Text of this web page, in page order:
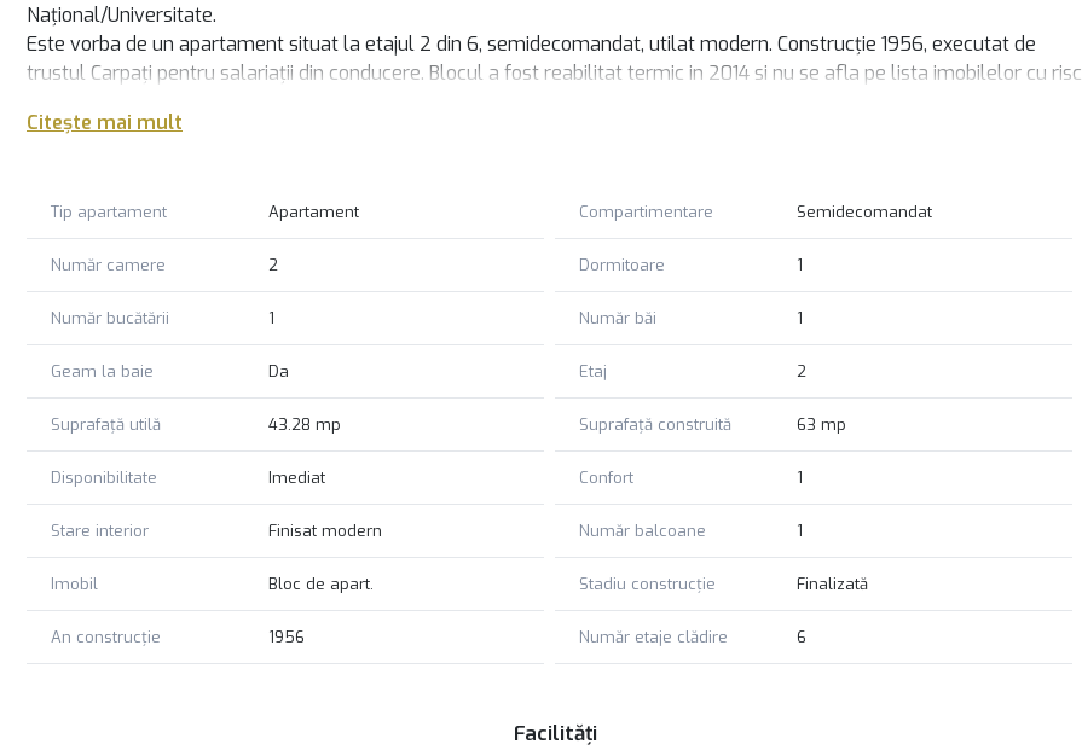
Național/Universitate.
Este vorba de un apartament situat la etajul 2 din 6, semidecomandat, utilat modern. Construcție 1956, executat de
trustul Carpați pentru salariații din conducere. Blocul a fost reabilitat termic in 2014 si nu se afla pe lista imobilelor cu risc
Apartamentul beneficiază de bucătărie închisă si de doua spații de depozitare cu acces din hol si din bucatarie.
pentru bideu, wc in incapere separata.
De asemenea apartamentul are din construcție 1 debara, dulapuri incastrate pentru depozitare.
Blocul are curte interioară privată mare.,vis-a-vis de parcarea subterana de la Intercontinental.
facilitățile orașului.
Pentru mai multe informații, va invitam cu drag la vizionare!
Citește mai mult
Tip apartament Apartament Compartimentare Semidecomandat
Număr camere 2 Dormitoare 1
Număr bucătării 1 Număr băi 1
Geam la baie Da Etaj 2
Suprafață utilă 43.28 mp Suprafață construită 63 mp
Disponibilitate Imediat Confort 1
Stare interior Finisat modern Număr balcoane 1
Imobil Bloc de apart. Stadiu construcție Finalizată
An construcție 1956 Număr etaje clădire 6
Facilități